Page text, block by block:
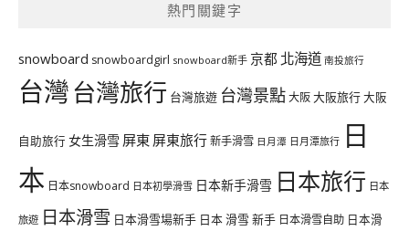
熱門關鍵字
snowboard snowboardgirl snowboard新手 京都 北海道 南投旅行
台灣台灣旅行 台灣旅遊 台灣景點大阪大阪旅行大阪
自助旅行 女生滑雪 屏東 屏東旅行新手滑雪 日月潭 日月潭旅行 日
本 日本snowboard 日本初學滑雪 日本新手滑雪 日本旅行 日本
旅遊 日本滑雪 日本滑雪場新手 日本 滑雪 新手 日本滑雪自助 日本滑